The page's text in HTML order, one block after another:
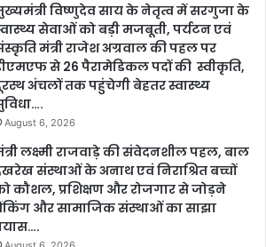
विष्णुदेव साय के नेतृत्व में सरगुजा के
सेवाओं को बड़ी मजबूती, पर्यटन एवं
मंत्री राजेश अग्रवाल की पहल पर
से 26 पैरामेडिकल पदों की स्वीकृति,
अंचलों तक पहुंचेगी बेहतर स्वास्थ्य
August 6, 2026
लक्ष्मी राजवाड़े की संवेदनशील पहल, बाल
संस्थाओं के अनाथ एवं निराश्रित बच्चों
कौशल, प्रशिक्षण और रोजगार से जोड़ने
और सामाजिक संस्थाओं का साझा